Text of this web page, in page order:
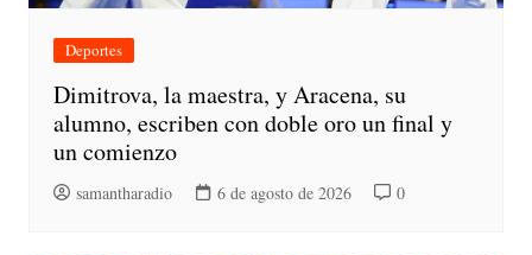
Deportes
Dimitrova, la maestra, y Aracena, su
alumno, escriben con doble oro un final y
un comienzo
samantharadio 6 de agosto de 2026 0